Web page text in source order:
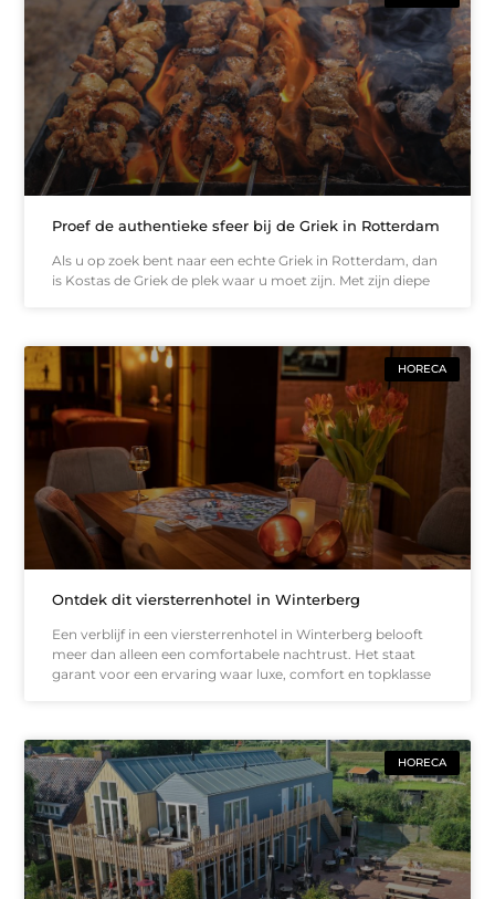
Proef de authentieke sfeer bij de Griek in Rotterdam
Als u op zoek bent naar een echte Griek in Rotterdam, dan
is Kostas de Griek de plek waar u moet zijn. Met zijn diepe
HORECA
Ontdek dit viersterrenhotel in Winterberg
Een verblijf in een viersterrenhotel in Winterberg belooft
meer dan alleen een comfortabele nachtrust. Het staat
garant voor een ervaring waar luxe, comfort en topklasse
HORECA